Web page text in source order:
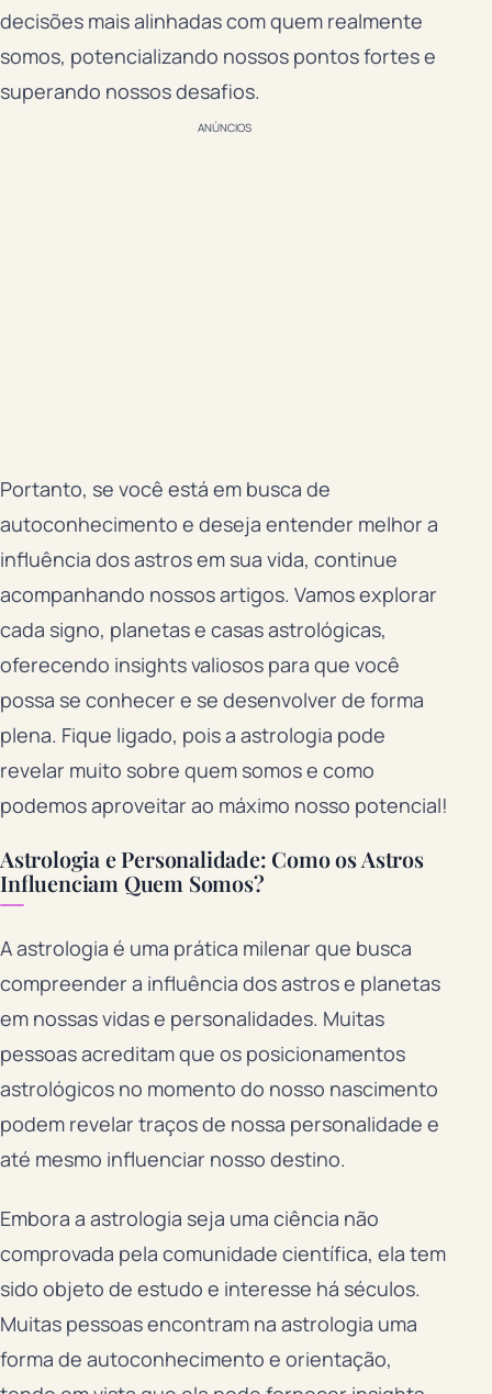
decisões mais alinhadas com quem realmente
somos, potencializando nossos pontos fortes e
superando nossos desafios.
ANÚNCIOS
Portanto, se você está em busca de
autoconhecimento e deseja entender melhor a
influência dos astros em sua vida, continue
acompanhando nossos artigos. Vamos explorar
cada signo, planetas e casas astrológicas,
oferecendo insights valiosos para que você
possa se conhecer e se desenvolver de forma
plena. Fique ligado, pois a astrologia pode
revelar muito sobre quem somos e como
podemos aproveitar ao máximo nosso potencial!
Astrologia e Personalidade: Como os Astros
Influenciam Quem Somos?
A astrologia é uma prática milenar que busca
compreender a influência dos astros e planetas
em nossas vidas e personalidades. Muitas
pessoas acreditam que os posicionamentos
astrológicos no momento do nosso nascimento
podem revelar traços de nossa personalidade e
até mesmo influenciar nosso destino.
Embora a astrologia seja uma ciência não
comprovada pela comunidade científica, ela tem
sido objeto de estudo e interesse há séculos.
Muitas pessoas encontram na astrologia uma
forma de autoconhecimento e orientação,